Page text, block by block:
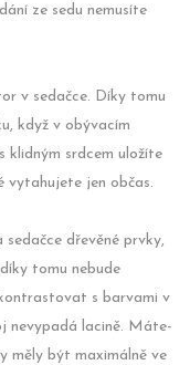
ze sedu nemusíte
v sedačce. Díky tomu
když v obývacím
klidným srdcem uložíte
vytahujete jen občas.
dřevěné prvky,
tomu nebude
s barvami v
nevypadá lacině. Máte-
měly být maximálně ve